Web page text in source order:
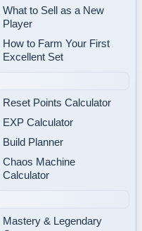
What to Sell as a New
Player
How to Farm Your First
Excellent Set
Reset Points Calculator
EXP Calculator
Build Planner
Chaos Machine
Calculator
Mastery & Legendary